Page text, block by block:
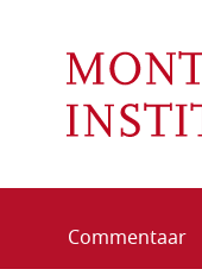
Commentaar